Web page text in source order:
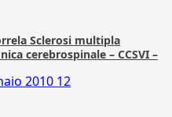
Sclerosi multipla
cerebrospinale – CCSVI –
2010 12